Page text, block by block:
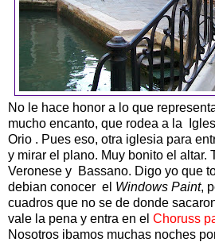
No le hace honor a lo que
mucho encanto, que rodea a la
Orio . Pues eso, otra iglesia para
y mirar el plano. Muy bonito el altar.
Veronese y Bassano. Digo yo que
debian conocer el Windows Paint,
cuadros que no se de donde
vale la pena y entra en el Choruss
Nosotros ibamos muchas noches